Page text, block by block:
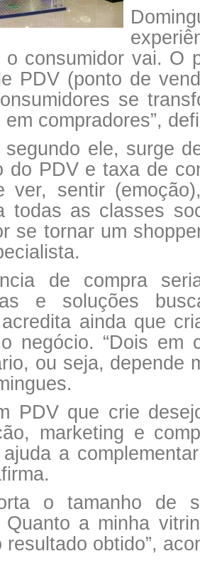
consumidor vai. O
PDV (ponto de
se
compradores”,
segundo ele, surge
do PDV e taxa de
ver, sentir
todas as classes
se tornar um
de compra
e soluções
ainda que
negócio. “Dois em
ou seja, depende
PDV que crie
marketing e
a
o tamanho de
Quanto a minha
resultado obtido”,